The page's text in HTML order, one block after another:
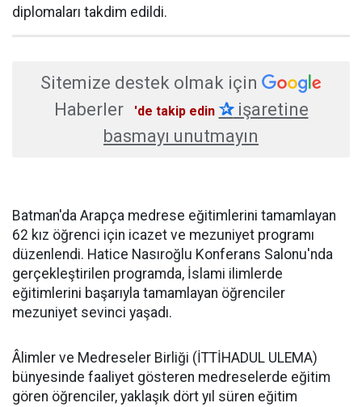
diplomaları takdim edildi.
Sitemize destek olmak için
Haberler
'de takip edin ✰işaretine
basmayı unutmayın
Batman'da Arapça medrese eğitimlerini tamamlayan
62 kız öğrenci için icazet ve mezuniyet programı
düzenlendi. Hatice Nasıroğlu Konferans Salonu'nda
gerçekleştirilen programda, İslami ilimlerde
eğitimlerini başarıyla tamamlayan öğrenciler
mezuniyet sevinci yaşadı.
Âlimler ve Medreseler Birliği (İTTİHADUL ULEMA)
bünyesinde faaliyet gösteren medreselerde eğitim
gören öğrenciler, yaklaşık dört yıl süren eğitim